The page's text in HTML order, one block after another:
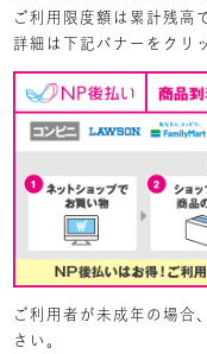
ご利用限度額は累計残高
詳細は下記バナーをクリ
ご利用者が未成年の場合
さい。